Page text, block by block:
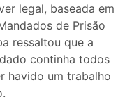
legal, baseada em
de Prisão
ressaltou que a
continha todos
havido um trabalho